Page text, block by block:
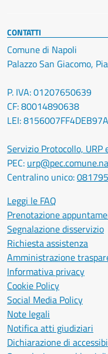
CONTATTI
Comune di Napoli
Palazzo San Giacomo,
P. IVA: 01207650639
CF: 80014890638
LEI:
Servizio Protocollo, URP
PEC:
Centralino unico:
Leggi le FAQ
Prenotazione
Segnalazione disservizio
Richiesta assistenza
Amministrazione
Informativa privacy
Cookie Policy
Social Media Policy
Note legali
Notifica atti giudiziari
Dichiarazione di